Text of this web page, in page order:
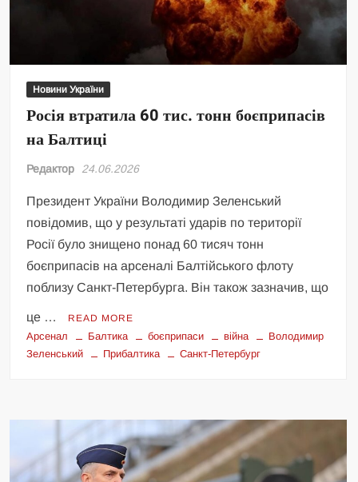
Новини України
Росія втратила 60 тис. тонн боєприпасів
на Балтиці
Редактор 24.06.2026
Президент України Володимир Зеленський
повідомив, що у результаті ударів по території
Росії було знищено понад 60 тисяч тонн
боєприпасів на арсеналі Балтійського флоту
поблизу Санкт-Петербурга. Він також зазначив, що
це … READ MORE
Арсенал Балтика боєприпаси війна
Володимир
Зеленський
Прибалтика Санкт-Петербург